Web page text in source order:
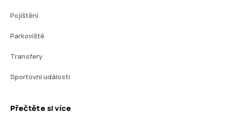
Pojištění
Parkoviště
Transfery
Sportovní události
Přečtěte si více